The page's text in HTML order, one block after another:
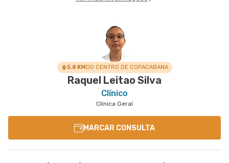
5.8 KMDO CENTRO DE COPACABANA
Raquel Leitao Silva
Clínico
Clínica Geral
MARCAR CONSULTA